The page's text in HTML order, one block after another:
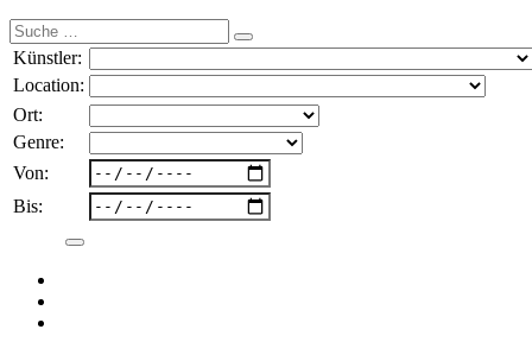
Suche
nach:
Künstler:
Location:
Ort:
Genre:
Von:
Bis: